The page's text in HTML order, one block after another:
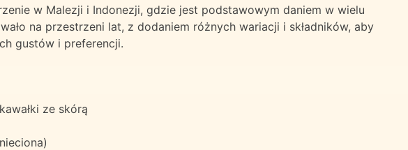
w Malezji i Indonezji, gdzie jest podstawowym daniem w wielu
na przestrzeni lat, z dodaniem różnych wariacji i składników, aby
gustów i preferencji.
ze skórą